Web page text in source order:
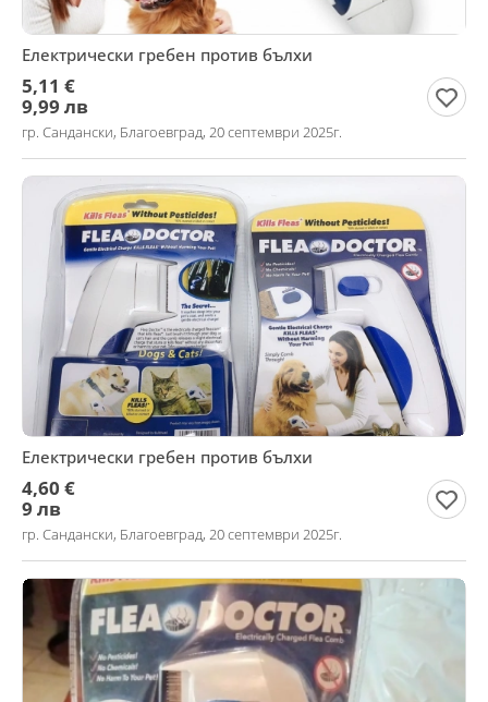
Електрически гребен против бълхи
5,11 €
9,99 лв
гр. Сандански, Благоевград, 20 септември 2025г.
Електрически гребен против бълхи
4,60 €
9 лв
гр. Сандански, Благоевград, 20 септември 2025г.